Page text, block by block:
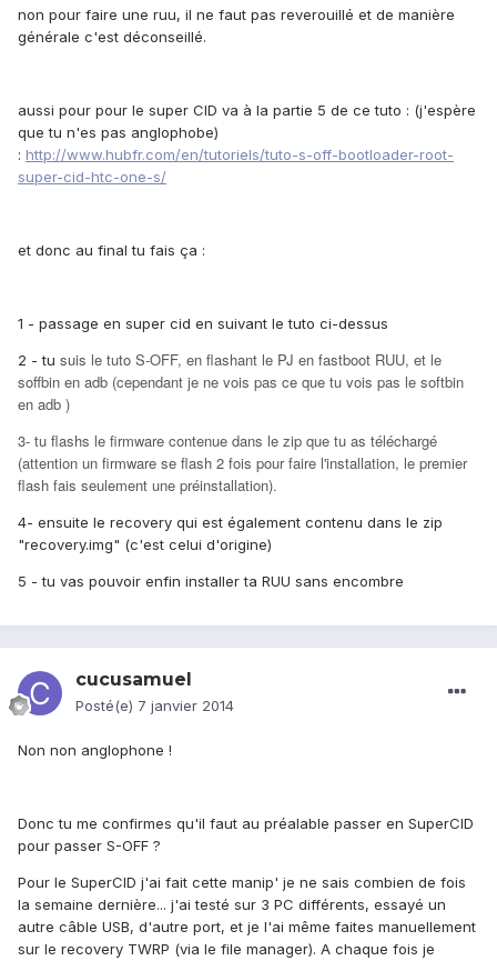
non pour faire une ruu, il ne faut pas reverouillé et de manière
générale c'est déconseillé.
aussi pour pour le super CID va à la partie 5 de ce tuto : (j'espère
que tu n'es pas anglophobe)
: http://www.hubfr.com/en/tutoriels/tuto-s-off-bootloader-root-
super-cid-htc-one-s/
et donc au final tu fais ça :
1 - passage en super cid en suivant le tuto ci-dessus
2 - tu suis le tuto S-OFF, en flashant le PJ en fastboot RUU, et le
soffbin en adb (cependant je ne vois pas ce que tu vois pas le softbin
en adb )
3- tu flashs le firmware contenue dans le zip que tu as téléchargé
(attention un firmware se flash 2 fois pour faire l'installation, le premier
flash fais seulement une préinstallation).
4- ensuite le recovery qui est également contenu dans le zip
"recovery.img" (c'est celui d'origine)
5 - tu vas pouvoir enfin installer ta RUU sans encombre
cucusamuel
Posté(e) 7 janvier 2014
Non non anglophone !
Donc tu me confirmes qu'il faut au préalable passer en SuperCID
pour passer S-OFF ?
Pour le SuperCID j'ai fait cette manip' je ne sais combien de fois
la semaine dernière... j'ai testé sur 3 PC différents, essayé un
autre câble USB, d'autre port, et je l'ai même faites manuellement
sur le recovery TWRP (via le file manager). A chaque fois je